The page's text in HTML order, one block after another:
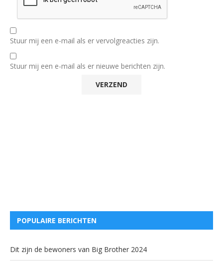
Stuur mij een e-mail als er vervolgreacties zijn.
Stuur mij een e-mail als er nieuwe berichten zijn.
POPULAIRE BERICHTEN
Dit zijn de bewoners van Big Brother 2024